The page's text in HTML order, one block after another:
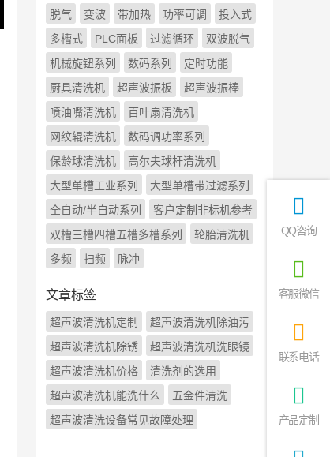
脱气
变波 带加热 功率可调
投入式
多槽式
PLC面板 过滤循环
双波脱气
机械旋钮系列
数码系列
定时功能
厨具清洗机
超声波振板
超声波振棒
喷油嘴清洗机
百叶扇清洗机
网纹辊清洗机
数码调功率系列
保龄球清洗机
高尔夫球杆清洗机
大型单槽工业系列
大型单槽带过滤系列
全自动/半自动系列
客户定制非标机参考
双槽三槽四槽五槽多槽系列
轮胎清洗机
多频
扫频 脉冲
文章标签
超声波清洗机定制
超声波清洗机除油污
超声波清洗机除锈
超声波清洗机洗眼镜
超声波清洗机价格
清洗剂的选用
超声波清洗机能洗什么
五金件清洗
超声波清洗设备常见故障处理
QQ咨询
客服微信
联系电话
产品定制